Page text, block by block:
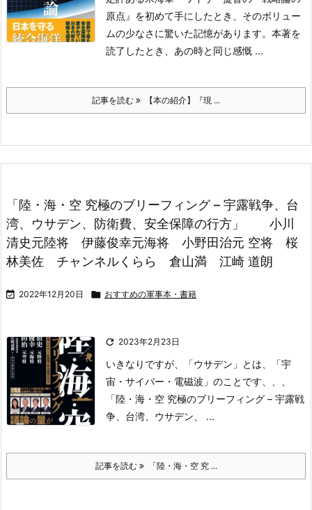
原点』を初めて手にしたとき、そのボリュー
ムの少なさに驚いた記憶があります。 本著を
読了したとき、あの時と同じ感慨 ...
記事を読む 【本の紹介】『現 ...
「陸・海・空 究極のブリーフィング – 宇露戦争、台
湾、ウサデン、防衛費、安全保障の行方」 小川
清史元陸将 伊藤俊幸元海将 小野田治元 空将 桜
林美佐 チャンネルくらら 倉山満 江崎 道朗
 2022年12月20日  おすすめの軍事本・書籍
 2023年2月23日
いきなりですが、 「ウサデン」 とは、
「宇
宙・サイバー・電磁波」 のことです、、、
「陸・海・空 究極のブリーフィング – 宇露戦
争、 台湾、ウサデン、 ...
記事を読む 「陸・海・空 究 ...